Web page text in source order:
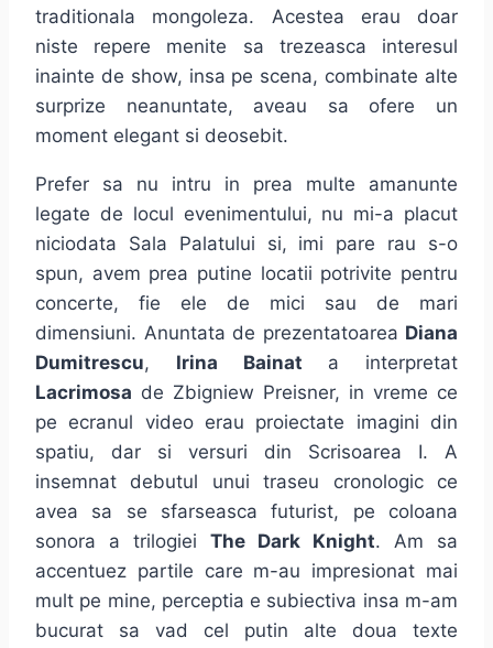
traditionala mongoleza. Acestea erau doar
niste repere menite sa trezeasca interesul
inainte de show, insa pe scena, combinate alte
surprize neanuntate, aveau sa ofere un
moment elegant si deosebit.
Prefer sa nu intru in prea multe amanunte
legate de locul evenimentului, nu mi-a placut
niciodata Sala Palatului si, imi pare rau s-o
spun, avem prea putine locatii potrivite pentru
concerte, fie ele de mici sau de mari
dimensiuni. Anuntata de prezentatoarea Diana
Dumitrescu, Irina Bainat a interpretat
Lacrimosa de Zbigniew Preisner, in vreme ce
pe ecranul video erau proiectate imagini din
spatiu, dar si versuri din Scrisoarea I. A
insemnat debutul unui traseu cronologic ce
avea sa se sfarseasca futurist, pe coloana
sonora a trilogiei The Dark Knight. Am sa
accentuez partile care m-au impresionat mai
mult pe mine, perceptia e subiectiva insa m-am
bucurat sa vad cel putin alte doua texte